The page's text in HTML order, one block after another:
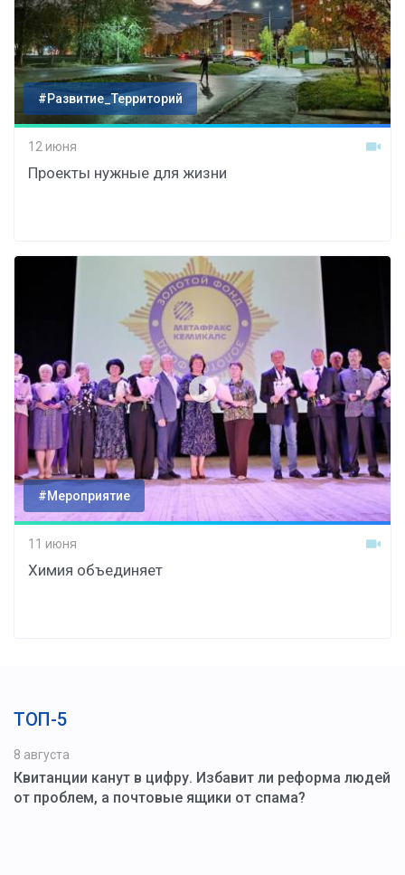
#Развитие_Территорий
12 июня
Проекты нужные для жизни
#Мероприятие
11 июня
Химия объединяет
ТОП-5
8 августа
Квитанции канут в цифру. Избавит ли реформа людей
от проблем, а почтовые ящики от спама?